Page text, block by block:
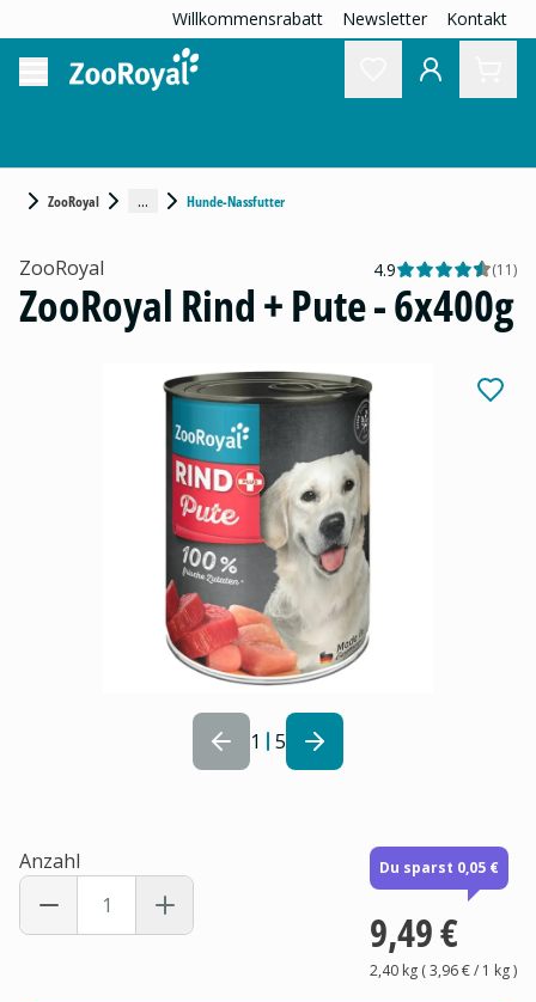
Willkommensrabatt Newsletter Kontakt
ZooRoyal ... Hunde-Nassfutter
1 5
ZooRoyal 4.9 (11)
ZooRoyal Rind + Pute - 6x400g
Anzahl Du sparst 0,05 €
9,49 €
2,40 kg(3,96 €/ 1 kg)